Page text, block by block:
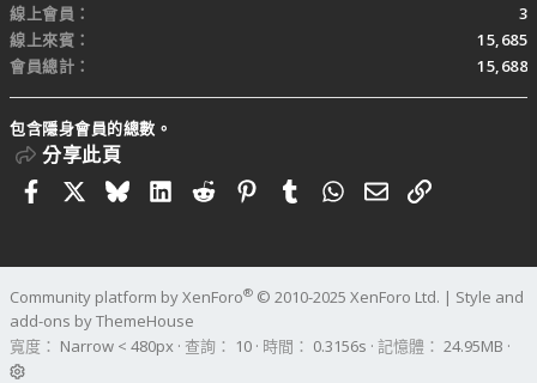
線上會員
3
線上來賓
15,685
會員總計
15,688
包含隱身會員的總數。
分享此頁
FacebookBlueskyLinkedIn
RedditPinterestTumblrWhatsApp
電子郵件
連結
Community platform by XenForo® © 2010-2025 XenForo Ltd. | Style and
add-ons by ThemeHouse
寬度
查詢 10 時間 0.3156s 記憶體 24.95MB